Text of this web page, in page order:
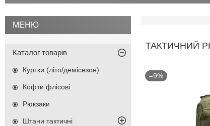
ТАКТИЧНИЙ
–9%
Каталог товарів
Куртки (літо/демісезон)
Кофти флісові
Рюкзаки
Штани тактичні